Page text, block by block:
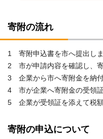
寄附の流れ
1 寄附申込書を市へ提出しま
2 市が申請内容を確認し、
3 企業から市へ寄附金を納付
4 市が企業へ寄附金の受領証
5 企業が受領証を添えて税額
寄附の申込について